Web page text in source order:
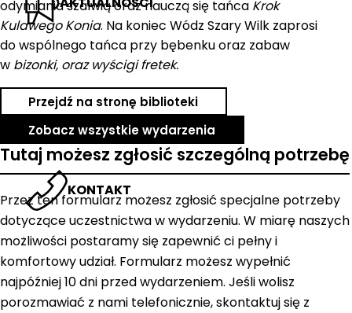
KONTAKT
odymiania szałwią oraz nauczą się tańca Krok
Kulawego Konia. Na koniec Wódz Szary Wilk zaprosi
do wspólnego tańca przy bębenku oraz zabaw
w bizonki, oraz wyścigi fretek.
Przejdź na stronę biblioteki
Zobacz wszystkie wydarzenia
Tutaj możesz zgłosić szczególną potrzebę
Przez ten formularz możesz zgłosić specjalne potrzeby
dotyczące uczestnictwa w wydarzeniu. W miarę naszych
możliwości postaramy się zapewnić ci pełny i
komfortowy udział. Formularz możesz wypełnić
najpóźniej 10 dni przed wydarzeniem. Jeśli wolisz
porozmawiać z nami telefonicznie, skontaktuj się z